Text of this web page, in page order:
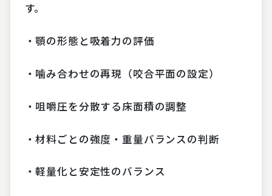
す。
・顎の形態と吸着力の評価
・噛み合わせの再現（咬合平面の設定）
・咀嚼圧を分散する床面積の調整
・材料ごとの強度・重量バランスの判断
・軽量化と安定性のバランス